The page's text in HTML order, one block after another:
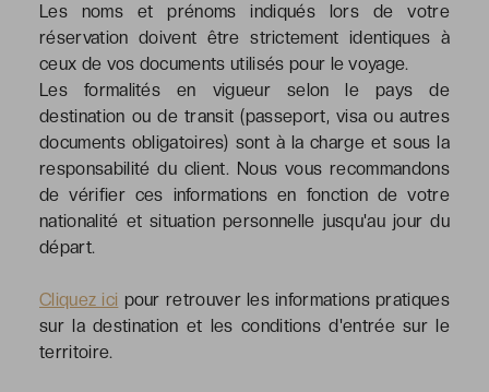
Les noms et prénoms indiqués lors de votre
réservation doivent être strictement identiques à
ceux de vos documents utilisés pour le voyage.
Les formalités en vigueur selon le pays de
destination ou de transit (passeport, visa ou autres
documents obligatoires) sont à la charge et sous la
responsabilité du client. Nous vous recommandons
de vérifier ces informations en fonction de votre
nationalité et situation personnelle jusqu'au jour du
départ.
Cliquez ici pour retrouver les informations pratiques
sur la destination et les conditions d'entrée sur le
territoire.